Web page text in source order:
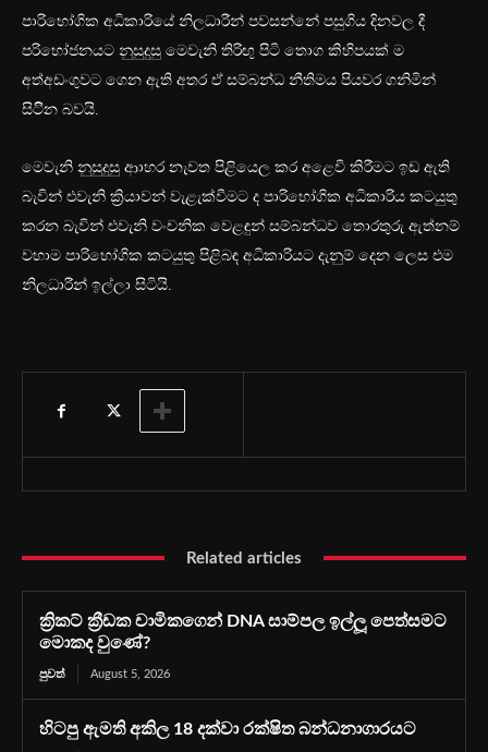
පාරිභෝගික අධිකාරියේ නිලධාරීන් පවසන්නේ පසුගිය දිනවල දී
පරිභෝජනයට ‍නුසුදුසු මෙවැනි තිරිඟු පිටි තොග කිහිපයක් ම
අත්අඩංගුවට ගෙන ඇති අතර ඒ සම්බන්ධ නීතිමය පියවර ගනිමින්
සිටිින බවයි.
මෙවැනි නුසුදුසු ආාහර නැවත පිළියෙල කර අළෙවි කිරීමට ඉඩ ඇති
බැවින් එවැනි ක්‍රියාවන් වැළැක්වීමට ද පාරිභෝගික අධිකාරිය කටයුතු
කරන බැවින් එවැනි වංචනික වෙළඳුන් සම්බන්ධව තොරතුරු ඇත්නම්
වහාම පාරිභෝගික කටයුතු පිළිබඳ අධිකාරියට දැනුම් දෙන ලෙස එම
නිලධාරීන් ඉල්ලා සිටියි.
Related articles
ක්‍රිකට් ක්‍රීඩක චාමිකගෙන් DNA සාම්පල ඉල්ලූ පෙත්සමට
මොකද වුණේ?
පුවත් August 5, 2026
හිටපු ඇමති අකිල 18 දක්වා රක්ෂිත බන්ධනාගාරයට